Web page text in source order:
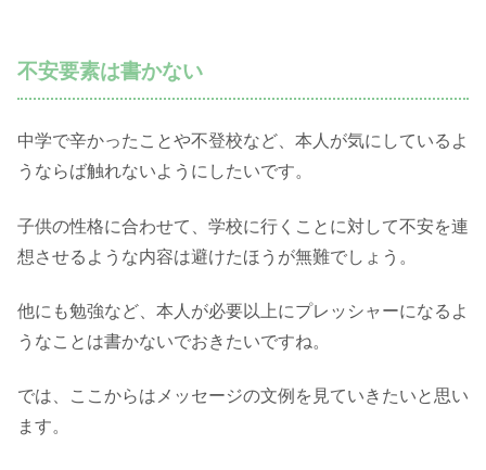
不安要素は書かない
中学で辛かったことや不登校など、本人が気にしているよ
うならば触れないようにしたいです。
子供の性格に合わせて、学校に行くことに対して不安を連
想させるような内容は避けたほうが無難でしょう。
他にも勉強など、本人が必要以上にプレッシャーになるよ
うなことは書かないでおきたいですね。
では、ここからはメッセージの文例を見ていきたいと思い
ます。